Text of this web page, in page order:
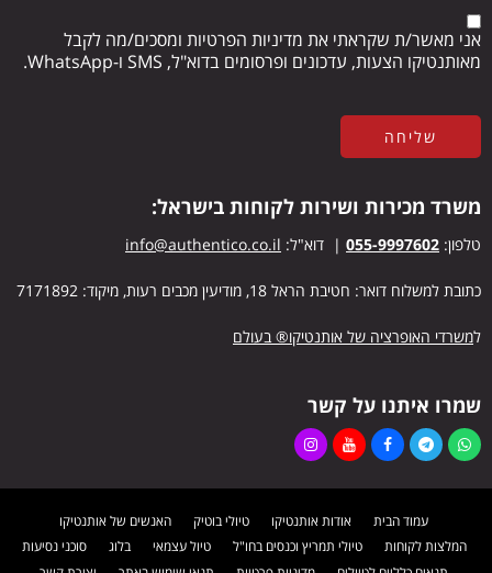
אני מאשר/ת שקראתי את מדיניות הפרטיות ומסכים/מה לקבל
מאותנטיקו הצעות, עדכונים ופרסומים בדוא"ל, SMS ו-WhatsApp.
משרד מכירות ושירות לקוחות בישראל:
טלפון: 055-9997602 | דוא"ל: info@authentico.co.il
כתובת למשלוח דואר: חטיבת הראל 18, מודיעין מכבים רעות, מיקוד: 7171892
למשרדי האופרציה של אותנטיקו® בעולם
שמרו איתנו על קשר
עמוד הבית אודות אותנטיקו טיולי בוטיק
האנשים של אותנטיקו
המלצות לקוחות
טיולי תמריץ וכנסים בחו"ל טיול עצמאי בלוג
סוכני נסיעות